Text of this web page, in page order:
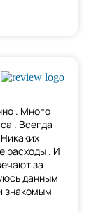
. Много
. Всегда
расходы . И
за
данным
знакомым